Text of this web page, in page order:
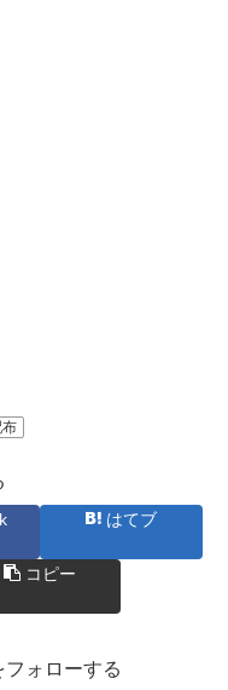
布
はてブ
コピー
ォローする